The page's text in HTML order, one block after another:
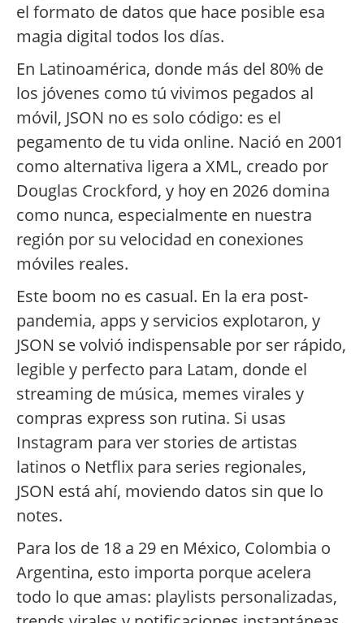
el formato de datos que hace posible esa
magia digital todos los días.
En Latinoamérica, donde más del 80% de
los jóvenes como tú vivimos pegados al
móvil, JSON no es solo código: es el
pegamento de tu vida online. Nació en 2001
como alternativa ligera a XML, creado por
Douglas Crockford, y hoy en 2026 domina
como nunca, especialmente en nuestra
región por su velocidad en conexiones
móviles reales.
Este boom no es casual. En la era post-
pandemia, apps y servicios explotaron, y
JSON se volvió indispensable por ser rápido,
legible y perfecto para Latam, donde el
streaming de música, memes virales y
compras express son rutina. Si usas
Instagram para ver stories de artistas
latinos o Netflix para series regionales,
JSON está ahí, moviendo datos sin que lo
notes.
Para los de 18 a 29 en México, Colombia o
Argentina, esto importa porque acelera
todo lo que amas: playlists personalizadas,